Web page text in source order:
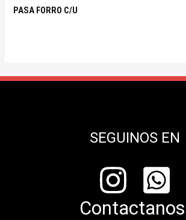
PASA FORRO C/U
SEGUINOS EN